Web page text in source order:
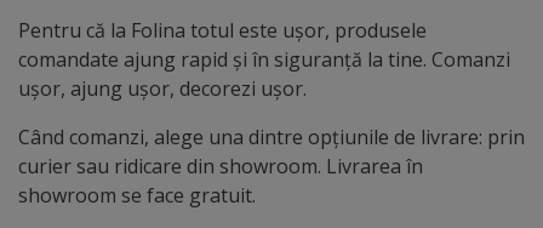
Pentru că la Folina totul este ușor, produsele
comandate ajung rapid și în siguranță la tine. Comanzi
ușor, ajung ușor, decorezi ușor.
Când comanzi, alege una dintre opțiunile de livrare: prin
curier sau ridicare din showroom. Livrarea în
showroom se face gratuit.